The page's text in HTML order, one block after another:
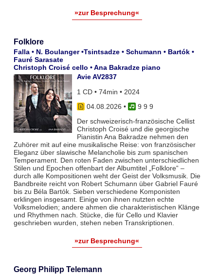
»zur Besprechung«
Folklore
Falla • N. Boulanger •Tsintsadze • Schumann • Bartók •
Fauré Sarasate
Christoph Croisé cello • Ana Bakradze piano
Avie AV2837
1 CD • 74min • 2024
04.08.2026 •
9 9 9
Der schweizerisch-französische Cellist
Christoph Croisé und die georgische
Pianistin Ana Bakradze nehmen den
Zuhörer mit auf eine musikalische Reise: von französischer
Eleganz über slawische Melancholie bis zum spanischen
Temperament. Den roten Faden zwischen unterschiedlichen
Stilen und Epochen offenbart der Albumtitel „Folklore“ –
durch alle Kompositionen weht der Geist der Volksmusik. Die
Bandbreite reicht von Robert Schumann über Gabriel Fauré
bis zu Béla Bartók. Sieben verschiedene Komponisten
erklingen insgesamt. Einige von ihnen nutzten echte
Volksmelodien; andere ahmen die charakteristischen Klänge
und Rhythmen nach. Stücke, die für Cello und Klavier
geschrieben wurden, stehen neben Transkriptionen.
»zur Besprechung«
Georg Philipp Telemann